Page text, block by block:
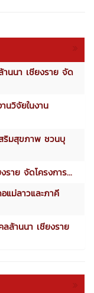
นนา เชียงราย จัด
นวิจัยในงาน
ริมสุขภาพ ชวนบุ
าย จัดโครงการ...
แม่ลาวและภาคี
ลล้านนา เชียงราย